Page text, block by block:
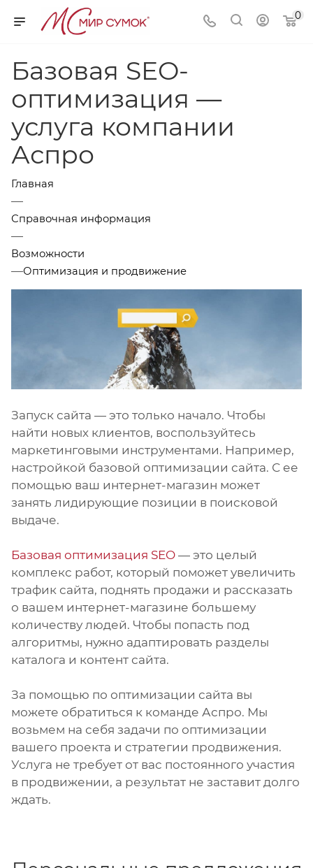
0
Базовая SEO-
оптимизация —
услуга компании
Аспро
Главная
—
Справочная информация
—
Возможности
—Оптимизация и продвижение
Запуск сайта — это только начало. Чтобы
найти новых клиентов, воспользуйтесь
маркетинговыми инструментами. Например,
настройкой базовой оптимизации сайта. С ее
помощью ваш интернет-магазин может
занять лидирующие позиции в поисковой
выдаче.
Базовая оптимизация SEO — это целый
комплекс работ, который поможет увеличить
трафик сайта, поднять продажи и рассказать
о вашем интернет-магазине большему
количеству людей. Чтобы попасть под
алгоритмы, нужно адаптировать разделы
каталога и контент сайта.
За помощью по оптимизации сайта вы
можете обратиться к команде Аспро. Мы
возьмем на себя задачи по оптимизации
вашего проекта и стратегии продвижения.
Услуга не требует от вас постоянного участия
в продвижении, а результат не заставит долго
ждать.